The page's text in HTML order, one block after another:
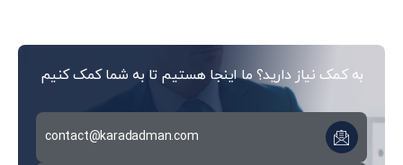
به کمک نیاز دارید؟ ما اینجا هستیم تا به شما کمک کنیم
contact@karadadman.com